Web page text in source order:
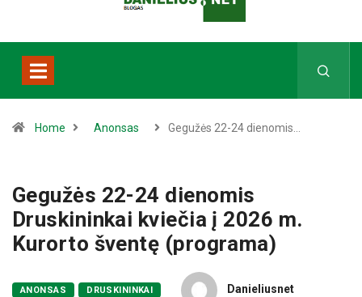
Home Anonsas Gegužės 22-24 dienomis…
Gegužės 22-24 dienomis
Druskininkai kviečia į 2026 m.
Kurorto šventę (programa)
ANONSAS DRUSKININKAI Danieliusnet